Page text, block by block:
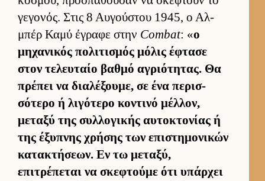
γεγονός. Στις 8 Αυ­γού­στου 1945, ο Αλ­
μπέρ Καμύ έγραφε στην Combat: «ο
μηχανικός πολιτισμός μόλις έφτασε
στον τελευ­ταίο βαθμό αγριότητας. Θα
πρέπει να δια­λέξου­με, σε ένα περισ­
σότερο ή λιγότερο κοντινό μέλ­λον,
μεταξύ της συλ­λογικής αυ­τοκτονίας ή
της έξυπνης χρήσης των επιστημονικών
κατακτήσεων. Εν τω μεταξύ,
επιτρέπεται να σκεφτούμε ότι υπάρ­χει